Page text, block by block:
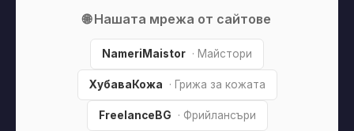
🌐 Нашата мрежа от сайтове
NameriMaistor · Майстори
ХубаваКожа · Грижа за кожата
FreelanceBG · Фрийлансъри